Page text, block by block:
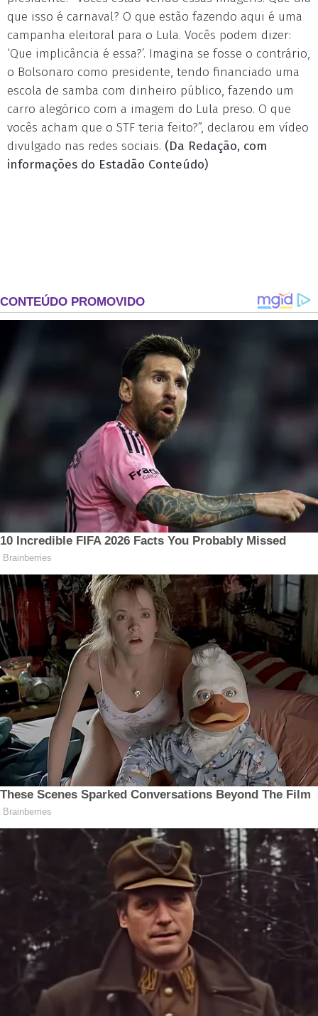
que isso é carnaval? O que estão fazendo aqui é uma
campanha eleitoral para o Lula. Vocês podem dizer:
‘Que implicância é essa?’. Imagina se fosse o contrário,
o Bolsonaro como presidente, tendo financiado uma
escola de samba com dinheiro público, fazendo um
carro alegórico com a imagem do Lula preso. O que
vocês acham que o STF teria feito?”, declarou em vídeo
divulgado nas redes sociais. (Da Redação, com
informações do Estadão Conteúdo)